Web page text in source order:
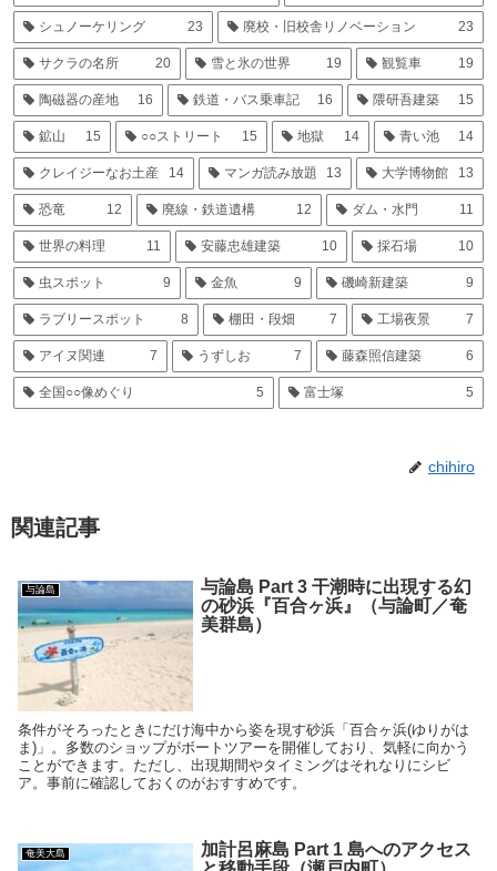
シュノーケリング 23 廃校・旧校舎リノベーション 23
サクラの名所 20 雪と氷の世界 19 観覧車 19
陶磁器の産地 16 鉄道・バス乗車記 16 隈研吾建築 15
鉱山 15 ○○ストリート 15 地獄 14 青い池 14
クレイジーなお土産 14 マンガ読み放題 13 大学博物館 13
恐竜 12 廃線・鉄道遺構 12 ダム・水門 11
世界の料理 11 安藤忠雄建築 10 採石場 10
虫スポット 9 金魚 9 磯崎新建築 9
ラブリースポット 8 棚田・段畑 7 工場夜景 7
アイヌ関連 7 うずしお 7 藤森照信建築 6
全国○○像めぐり 5 富士塚 5
chihiro
関連記事
与論島
与論島 Part 3 干潮時に出現する幻
の砂浜『百合ヶ浜』（与論町／奄
美群島）
条件がそろったときにだけ海中から姿を現す砂浜「百合ヶ浜(ゆりがは
ま)」。多数のショップがボートツアーを開催しており、気軽に向かう
ことができます。ただし、出現期間やタイミングはそれなりにシビ
ア。事前に確認しておくのがおすすめです。
奄美大島
加計呂麻島 Part 1 島へのアクセス